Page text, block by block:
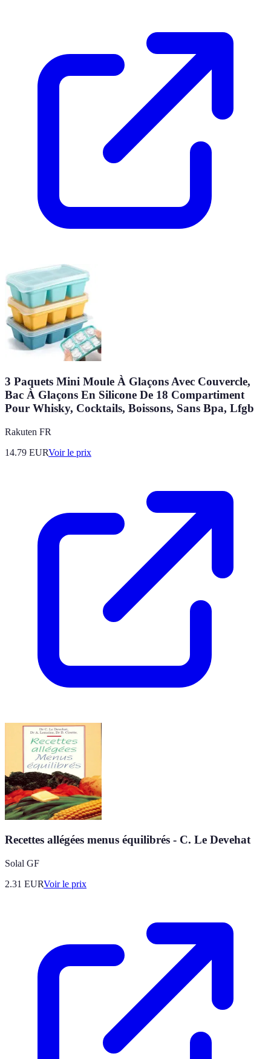
3 Paquets Mini Moule À Glaçons Avec Couvercle,
Bac À Glaçons En Silicone De 18 Compartiment
Pour Whisky, Cocktails, Boissons, Sans Bpa, Lfgb
Rakuten FR
14.79 EURVoir le prix
Recettes allégées menus équilibrés - C. Le Devehat
Solal GF
2.31 EURVoir le prix